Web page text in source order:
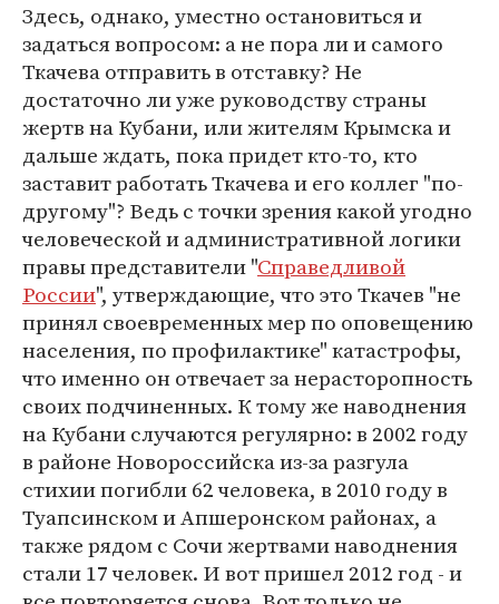
Здесь, однако, уместно остановиться и
задаться вопросом: а не пора ли и самого
Ткачева отправить в отставку? Не
достаточно ли уже руководству страны
жертв на Кубани, или жителям Крымска и
дальше ждать, пока придет кто-то, кто
заставит работать Ткачева и его коллег "по-
другому"? Ведь с точки зрения какой угодно
человеческой и административной логики
правы представители "Справедливой
России", утверждающие, что это Ткачев "не
принял своевременных мер по оповещению
населения, по профилактике" катастрофы,
что именно он отвечает за нерасторопность
своих подчиненных. К тому же наводнения
на Кубани случаются регулярно: в 2002 году
в районе Новороссийска из-за разгула
стихии погибли 62 человека, в 2010 году в
Туапсинском и Апшеронском районах, а
также рядом с Сочи жертвами наводнения
стали 17 человек. И вот пришел 2012 год - и